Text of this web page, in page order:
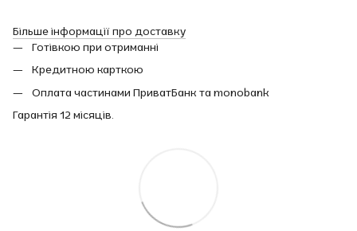
Більше інформації про доставку
Готівкою при отриманні
Кредитною карткою
Оплата частинами ПриватБанк та monobank
Гарантія 12 місяців.